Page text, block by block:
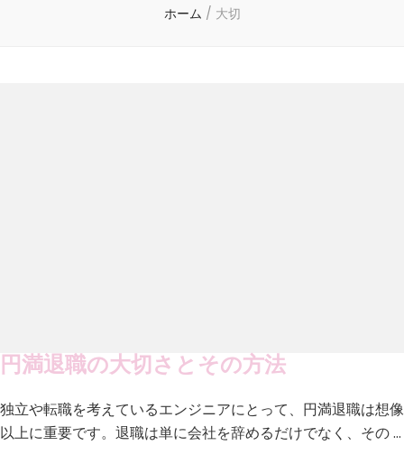
ホーム / 大切
円満退職の大切さとその方法
独立や転職を考えているエンジニアにとって、円満退職は想像
以上に重要です。退職は単に会社を辞めるだけでなく、その …